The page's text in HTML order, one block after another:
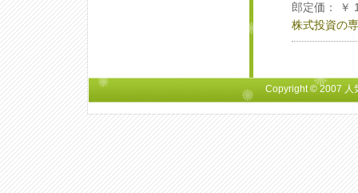
郎定価： ￥
株式投資の
Copyright © 2007 人